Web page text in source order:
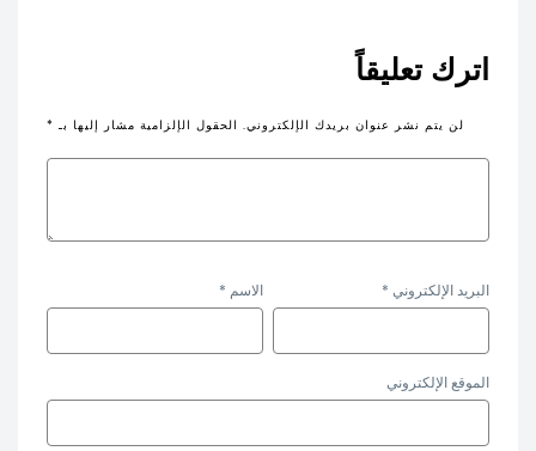
اترك تعليقاً
لن يتم نشر عنوان بريدك الإلكتروني. الحقول الإلزامية مشار إليها بـ *
الاسم * البريد الإلكتروني *
الموقع الإلكتروني